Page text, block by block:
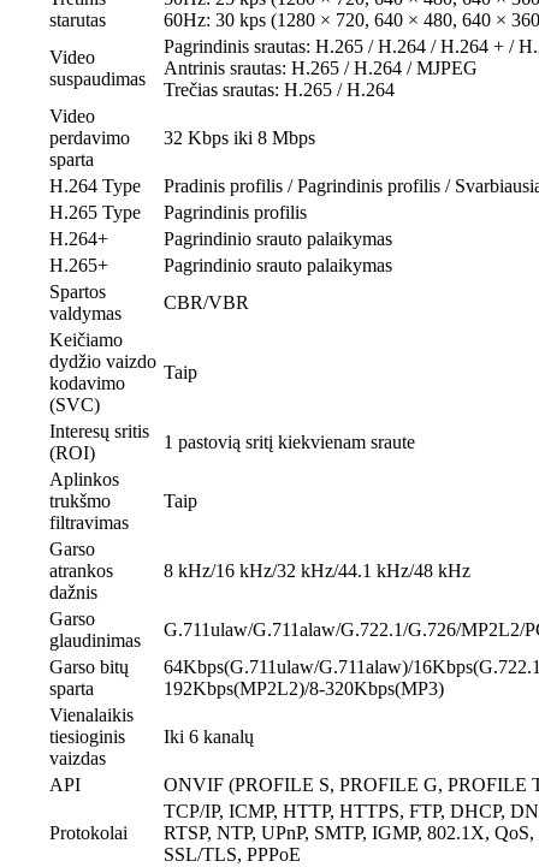
starutas
60Hz: 30 kps (1280 × 720, 640 × 480, 640 ×
Video
suspaudimas
Pagrindinis srautas: H.265 / H.264 / H.264 + /
Antrinis srautas: H.265 / H.264 / MJPEG
Trečias srautas: H.265 / H.264
Video
perdavimo
sparta
32 Kbps iki 8 Mbps
H.264 Type
Pradinis profilis / Pagrindinis profilis /
H.265 Type
Pagrindinis profilis
H.264+
Pagrindinio srauto palaikymas
H.265+
Pagrindinio srauto palaikymas
Spartos
valdymas
CBR/VBR
Keičiamo
dydžio vaizdo
kodavimo
(SVC)
Taip
Interesų sritis
(ROI)
1 pastovią sritį kiekvienam sraute
Aplinkos
trukšmo
filtravimas
Taip
Garso
atrankos
dažnis
8 kHz/16 kHz/32 kHz/44.1 kHz/48 kHz
Garso
glaudinimas
G.711ulaw/G.711alaw/G.722.1/G.726/MP2L2/
Garso bitų
sparta
64Kbps(G.711ulaw/G.711alaw)/
192Kbps(MP2L2)/8-320Kbps(MP3)
Vienalaikis
tiesioginis
vaizdas
Iki 6 kanalų
API ONVIF (PROFILE S, PROFILE G, PROFILE
Protokolai
TCP/IP, ICMP, HTTP, HTTPS, FTP, DHCP,
RTSP, NTP, UPnP, SMTP, IGMP, 802.1X,
SSL/TLS, PPPoE